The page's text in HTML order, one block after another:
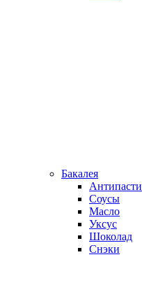
Бакалея
Антипасти
Соусы
Масло
Уксус
Шоколад
Снэки